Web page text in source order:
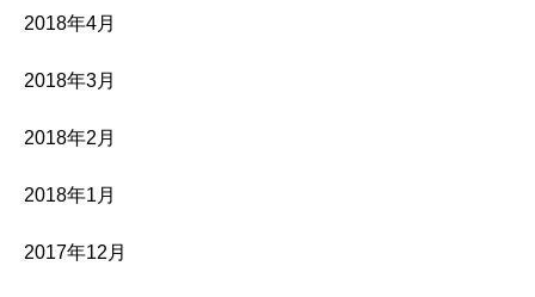
2018年4月
2018年3月
2018年2月
2018年1月
2017年12月